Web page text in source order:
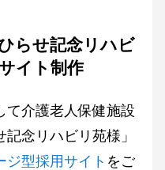
らせ記念リハビ
イト制作
て介護老人保健施設
念リハビリ苑様」
ジ型採用サイト をご